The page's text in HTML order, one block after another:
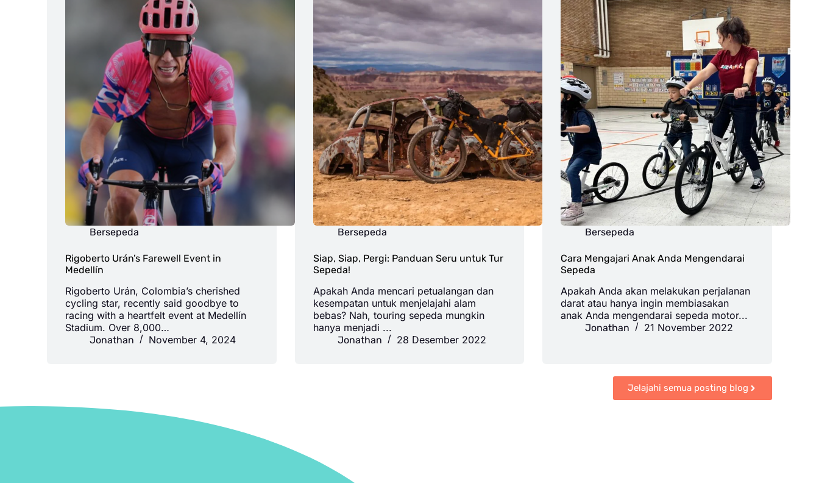
Bersepeda
Rigoberto Urán’s Farewell Event in
Medellín
Rigoberto Urán, Colombia’s cherished
cycling star, recently said goodbye to
racing with a heartfelt event at Medellín
Stadium. Over 8,000…
Jonathan November 4, 2024
Bersepeda
Siap, Siap, Pergi: Panduan Seru untuk Tur
Sepeda!
Apakah Anda mencari petualangan dan
kesempatan untuk menjelajahi alam
bebas? Nah, touring sepeda mungkin
hanya menjadi ...
Jonathan 28 Desember 2022
Bersepeda
Cara Mengajari Anak Anda Mengendarai
Sepeda
Apakah Anda akan melakukan perjalanan
darat atau hanya ingin membiasakan
anak Anda mengendarai sepeda motor...
Jonathan 21 November 2022
Jelajahi semua posting blog